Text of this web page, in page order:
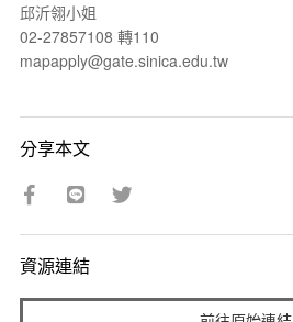
邱沂翎小姐
02-27857108 轉110
mapapply@gate.sinica.edu.tw
分享本文
資源連結